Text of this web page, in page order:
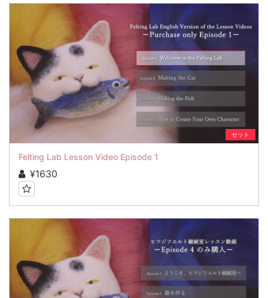
セット
Felting Lab Lesson Video Episode 1
¥1630